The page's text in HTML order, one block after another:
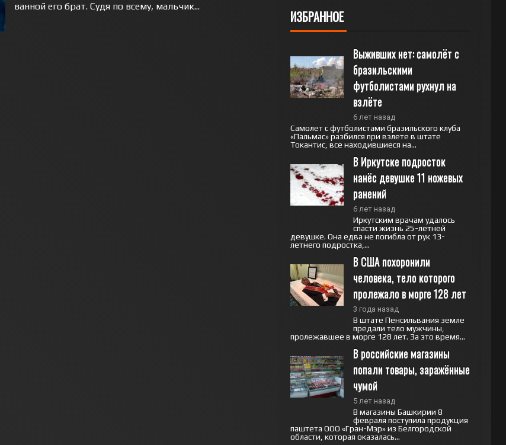
ванной его брат. Судя по всему, мальчик...
ИЗБРАННОЕ
Выживших нет: самолёт с
бразильскими
футболистами рухнул на
взлёте
6 лет назад
Самолет с футболистами бразильского клуба
«Пальмас» разбился при взлете в штате
Токантис, все находившиеся на...
В Иркутске подросток
нанёс девушке 11 ножевых
ранений
6 лет назад
Иркутским врачам удалось
спасти жизнь 25-летней
девушке. Она едва не погибла от рук 13-
летнего подростка,...
В США похоронили
человека, тело которого
пролежало в морге 128 лет
3 года назад
В штате Пенсильвания земле
предали тело мужчины,
пролежавшее в морге 128 лет. За это время...
В российские магазины
попали товары, заражённые
чумой
5 лет назад
В магазины Башкирии 8
февраля поступила продукция
паштета ООО «Гран-Мэр» из Белгородской
области, которая оказалась...